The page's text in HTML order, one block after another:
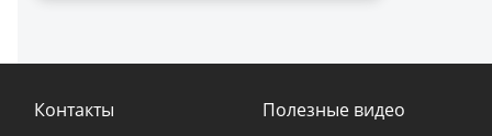
Контакты
Полезные видео